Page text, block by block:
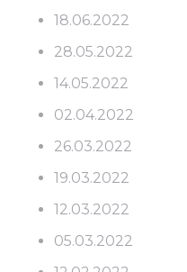
18.06.2022
28.05.2022
14.05.2022
02.04.2022
26.03.2022
19.03.2022
12.03.2022
05.03.2022